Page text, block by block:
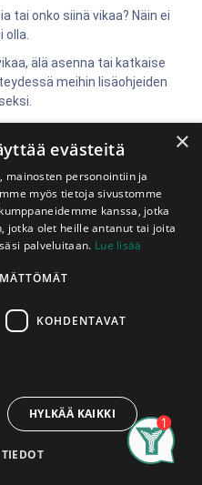
Account
tai onko siinä vikaa? Näin ei
olla.
älä asenna tai katkaise
meihin lisäohjeiden
sähköpostilla
. Laita viestin
siitä tulisi käydä kuitenkin ilmi
asiat
löytyy kuitin/laskun
asiassa toimittavan
valokuva reklamoitavista
×
evästeitä
mainosten personointiin ja
myös tietoja sivustomme
kanssa, jotka
jotka olet heille antanut tai joita
palveluitaan. Lue lisää
KOHDENTAVAT
HYLKÄÄ KAIKKI